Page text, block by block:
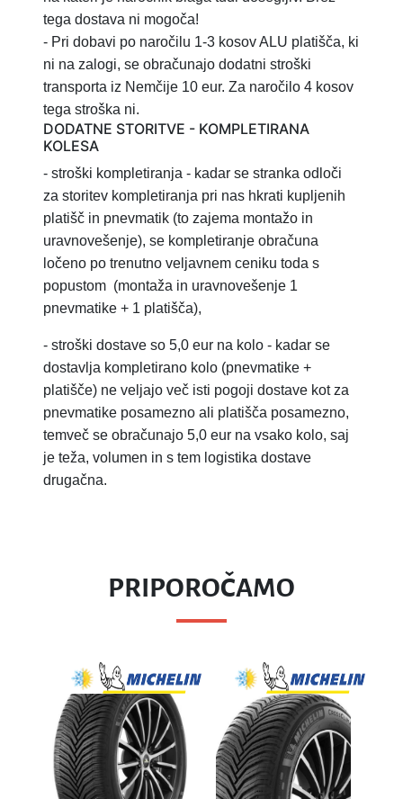
tega dostava ni mogoča!
- Pri dobavi po naročilu 1-3 kosov ALU platišča, ki
ni na zalogi, se obračunajo dodatni stroški
transporta iz Nemčije 10 eur. Za naročilo 4 kosov
tega stroška ni.
DODATNE STORITVE - KOMPLETIRANA
KOLESA
- stroški kompletiranja - kadar se stranka odloči
za storitev kompletiranja pri nas hkrati kupljenih
platišč in pnevmatik (to zajema montažo in
uravnovešenje), se kompletiranje obračuna
ločeno po trenutno veljavnem ceniku toda s
popustom (montaža in uravnovešenje 1
pnevmatike + 1 platišča),
- stroški dostave so 5,0 eur na kolo - kadar se
dostavlja kompletirano kolo (pnevmatike +
platišče) ne veljajo več isti pogoji dostave kot za
pnevmatike posamezno ali platišča posamezno,
temveč se obračunajo 5,0 eur na vsako kolo, saj
je teža, volumen in s tem logistika dostave
drugačna.
PRIPOROČAMO